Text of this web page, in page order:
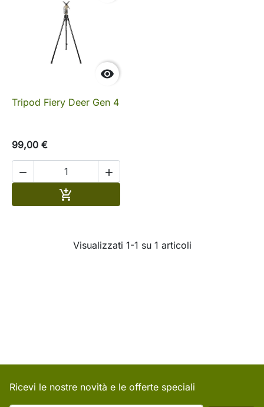

Tripod Fiery Deer Gen 4
99,00 €
 

Visualizzati 1-1 su 1 articoli
Ricevi le nostre novità e le offerte speciali